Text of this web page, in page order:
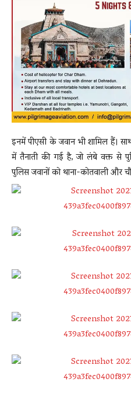
इनमें पीएसी के जवान भी शामिल हैं।
में तैनाती की गई है, जो लंबे वक्त से
पुलिस जवानों को थाना-कोतवाली और